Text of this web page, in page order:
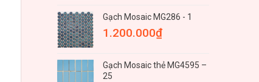
Gạch Mosaic MG286 - 1
1.200.000₫
Gạch Mosaic thẻ MG4595 –
25